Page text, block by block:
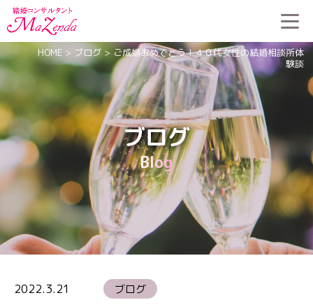
ブログ
Blog
HOME > ブログ > ご成婚おめでとう！４０代女性の結婚相談所体
験談
2022.3.21 ブログ